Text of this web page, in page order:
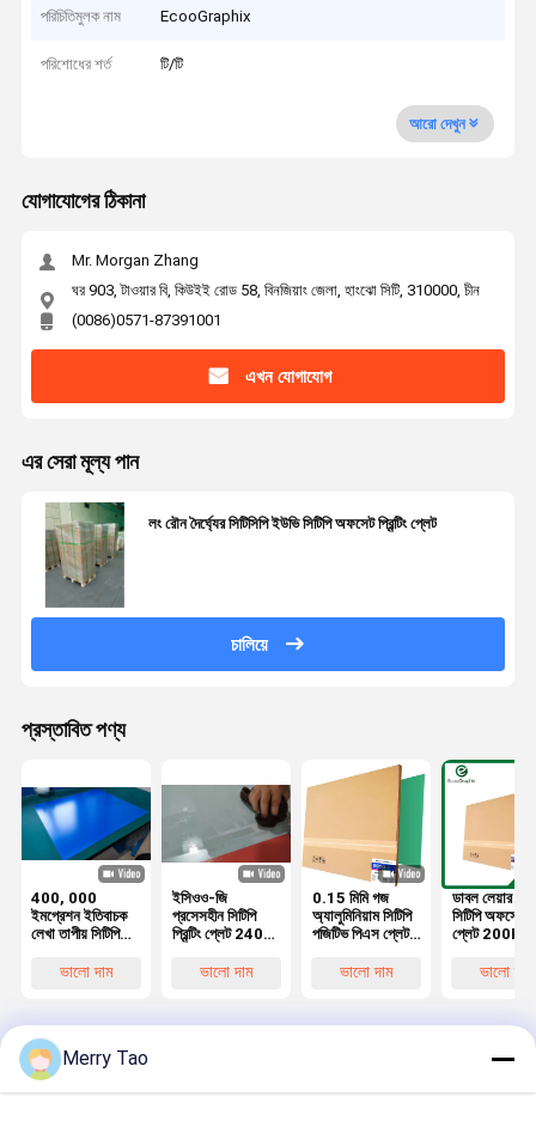
পরিচিতিমুলক নাম EcooGraphix
পরিশোধের শর্ত টি/টি
আরো দেখুন
যোগাযোগের ঠিকানা
Mr. Morgan Zhang
ঘর 903, টাওয়ার বি, কিউইই রোড 58, বিনজিয়াং জেলা, হাংঝো সিটি, 310000, চীন
(0086)0571-87391001
এখন যোগাযোগ
এর সেরা মূল্য পান
লং রৌন দৈর্ঘ্যের সিটিসিপি ইউভি সিটিপি অফসেট প্রিন্টিং প্লেট
চালিয়ে
প্রস্তাবিত পণ্য
400, 000
ইমপ্রেশন ইতিবাচক
লেখা তাপীয় সিটিপি
ভালো দাম
ইসিওও-জি
প্রসেসহীন সিটিপি
প্রিন্টিং প্লেট 2400
রেজোলিউশন এবং
ভালো দাম
0.15 মিমি গজ
অ্যালুমিনিয়াম সিটিপি
পজিটিভ পিএস প্লেট
ভালো দাম
ডাবল লেয়ার
সিটিপি অফসেট
প্লেট 200K
এবং 405nm
ভালো দাম
Merry Tao